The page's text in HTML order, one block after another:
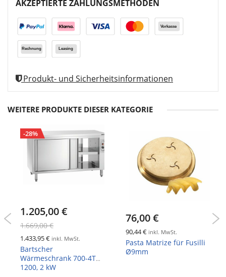
AKZEPTIERTE ZAHLUNGSMETHODEN
Produkt- und Sicherheitsinformationen
WEITERE PRODUKTE DIESER KATEGORIE
-28%
1.205,00 €
1.669,00 €
1.433,95 € inkl. MwSt.
Bartscher
Wärmeschrank 700-4T
1200, 2 kW
76,00 €
90,44 € inkl. MwSt.
Pasta Matrize für Fusilli
Ø9mm